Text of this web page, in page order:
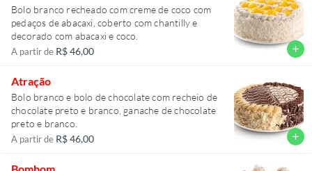
Bolo branco recheado com creme de coco com
pedaços de abacaxi, coberto com chantilly e
decorado com abacaxi e coco.
A partir de R$ 46,00 add
Atração
Bolo branco e bolo de chocolate com recheio de
chocolate preto e branco, ganache de chocolate
preto e branco.
A partir de R$ 46,00 add